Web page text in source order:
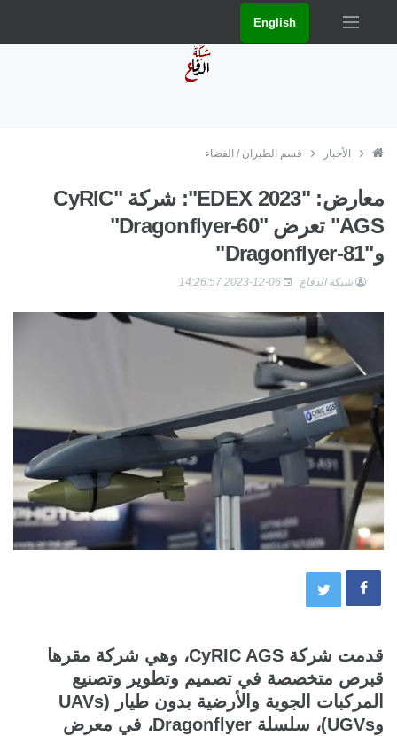
English
الأخبار قسم الطيران / الفضاء
معارض: "EDEX 2023": شركة "CyRIC
AGS" تعرض "Dragonflyer-60"
و"Dragonflyer-81"
شبكة الدفاع
قدمت شركة CyRIC AGS، وهي شركة مقرها
قبرص متخصصة في تصميم وتطوير وتصنيع
المركبات الجوية والأرضية بدون طيار (UAVs
وUGVs)، سلسلة Dragonflyer، في معرض